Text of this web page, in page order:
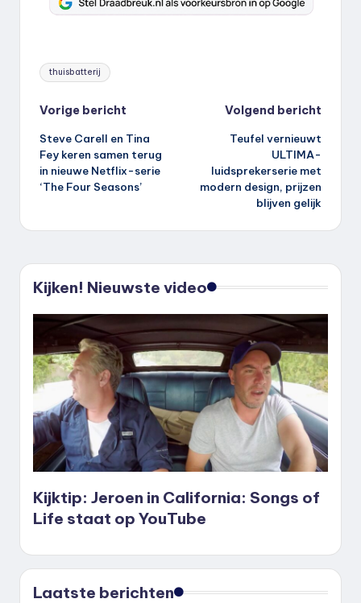
Tags:
thuisbatterij
Bericht
navigatie
Vorige bericht
Steve Carell en Tina
Fey keren samen terug
in nieuwe Netflix-serie
‘The Four Seasons’
Volgend bericht
Teufel vernieuwt
ULTIMA-
luidsprekerserie met
modern design, prijzen
blijven gelijk
Kijken! Nieuwste video
Kijktip: Jeroen in California: Songs of
Life staat op YouTube
Laatste berichten